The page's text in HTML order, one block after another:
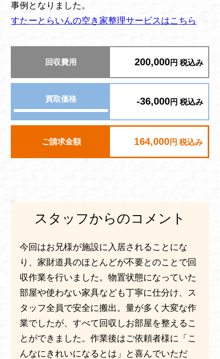
事例となりました。
すたーとらいんの空き家整理サービスはこちら
回収費用 200,000円 税込み
買取価格 -36,000円 税込み
ご請求金額 164,000円 税込み
スタッフからのコメント
今回はお兄様が施設に入居されることにな
り、家財道具のほとんどが不要とのことで回
収作業を行いました。物置状態になっていた
部屋や使わない家具なども丁寧に仕分け、ス
タッフ全員で安全に搬出。量が多く大変な作
業でしたが、すべて回収しお部屋を整えるこ
とができました。作業後はご依頼者様に「こ
んなにきれいになるとは」と喜んでいただ